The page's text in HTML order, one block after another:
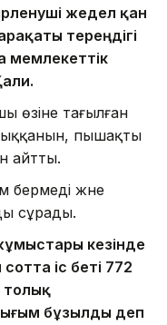
жедел қан
тереңдігі
мемлекеттік
өзіне тағылған
пышақты
айтты.
бермеді және
сұрады.
кезінде
іс беті 772
бұзылды деп